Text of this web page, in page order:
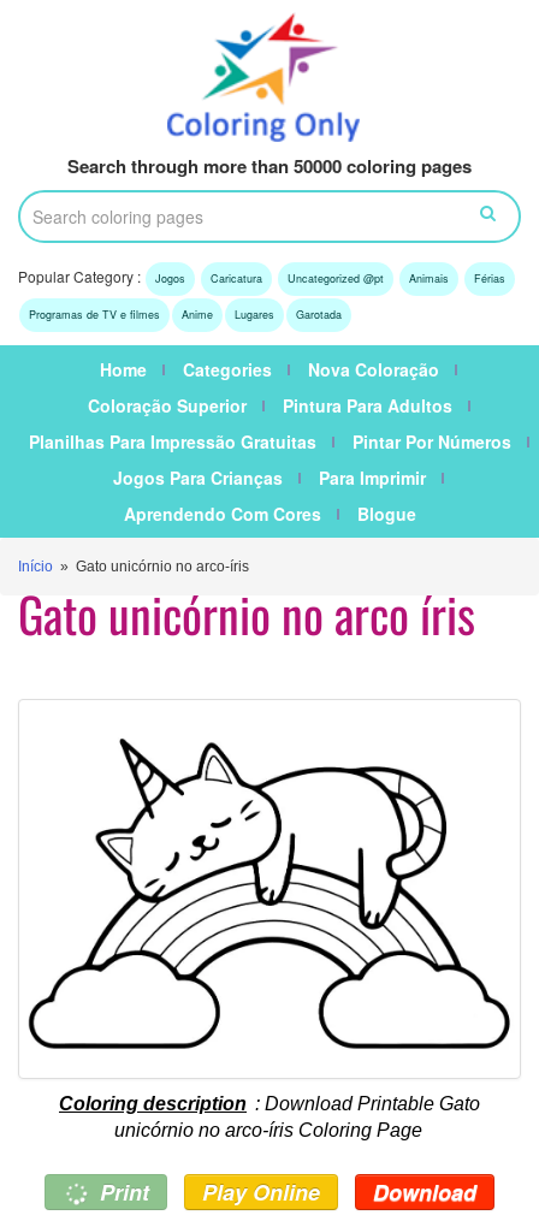
Search through more than 50000 coloring pages
Popular Category : Jogos Caricatura Uncategorized @pt Animais Férias
Programas de TV e filmes Anime Lugares Garotada
Home Categories
Nova Coloração
Coloração Superior
Pintura Para Adultos
Planilhas Para Impressão Gratuitas
Pintar Por Números
Jogos Para Crianças
Para Imprimir
Aprendendo Com Cores
Blogue
Início » Gato unicórnio no arco-íris
Gato unicórnio no arco íris
Coloring description : Download Printable Gato
unicórnio no arco-íris Coloring Page
Print Play Online Download